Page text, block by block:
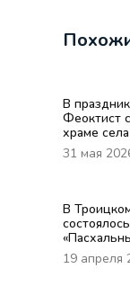
В
Феоктист
храме
31 мая
В
19 апреля